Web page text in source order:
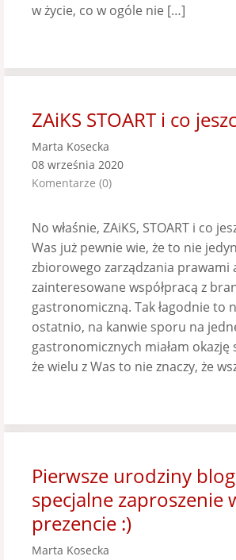
w życie, co w ogóle nie […]
ZAiKS STOART i co
Marta Kosecka
08 września 2020
Komentarze (0)
No właśnie, ZAiKS, STOART i co
Was już pewnie wie, że to nie
zbiorowego zarządzania prawami
zainteresowane współpracą z
gastronomiczną. Tak łagodnie to
ostatnio, na kanwie sporu na
gastronomicznych miałam okazję
że wielu z Was to nie znaczy, że
Pierwsze urodziny
specjalne zaproszenie
prezencie :)
Marta Kosecka